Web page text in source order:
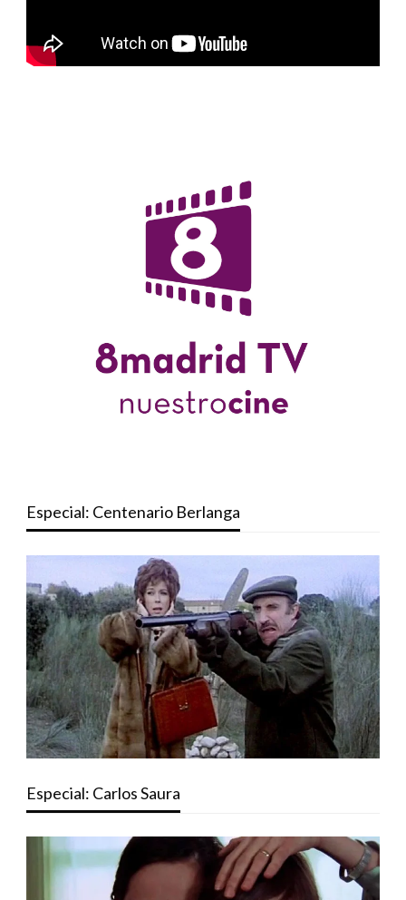
Especial: Centenario Berlanga
Especial: Carlos Saura